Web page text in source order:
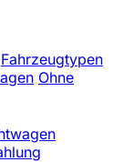
Fahrzeugtypen
Ohne